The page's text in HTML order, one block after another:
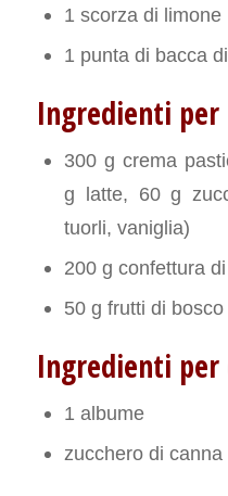
1 scorza di limone
1 punta di bacca
Ingredienti
300 g crema
g latte, 60 g
tuorli, vaniglia)
200 g confettura
50 g frutti di
Ingredienti per
1 albume
zucchero di canna